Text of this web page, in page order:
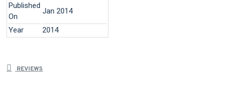
Published
On
Jan 2014
Year 2014
REVIEWS